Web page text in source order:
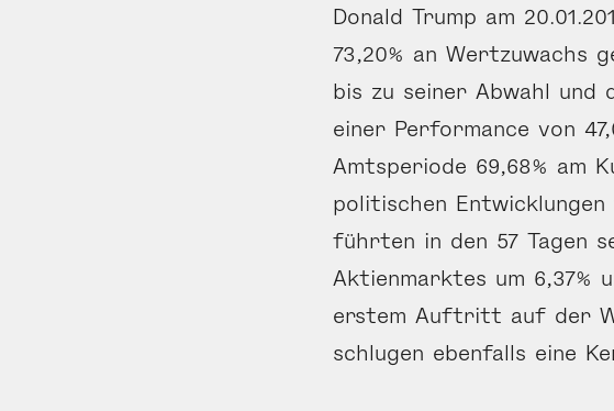
Donald Trump am
73,20% an Wertzuwachs
bis zu seiner Abwahl und
einer Performance von
Amtsperiode 69,68% am
politischen
führten in den 57 Tagen
Aktienmarktes um 6,37%
erstem Auftritt auf der
schlugen ebenfalls eine